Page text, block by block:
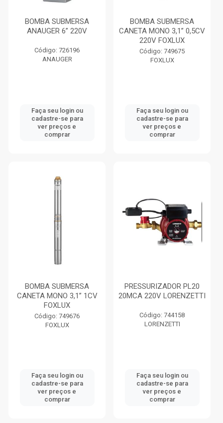
BOMBA SUBMERSA
ANAUGER 6” 220V
Código: 726196
ANAUGER
Faça seu login ou
cadastre-se para
ver preços e
comprar
BOMBA SUBMERSA
CANETA MONO 3,1” 0,5CV
220V FOXLUX
Código: 749675
FOXLUX
Faça seu login ou
cadastre-se para
ver preços e
comprar
BOMBA SUBMERSA
CANETA MONO 3,1” 1CV
FOXLUX
Código: 749676
FOXLUX
Faça seu login ou
cadastre-se para
ver preços e
comprar
PRESSURIZADOR PL20
20MCA 220V LORENZETTI
Código: 744158
LORENZETTI
Faça seu login ou
cadastre-se para
ver preços e
comprar